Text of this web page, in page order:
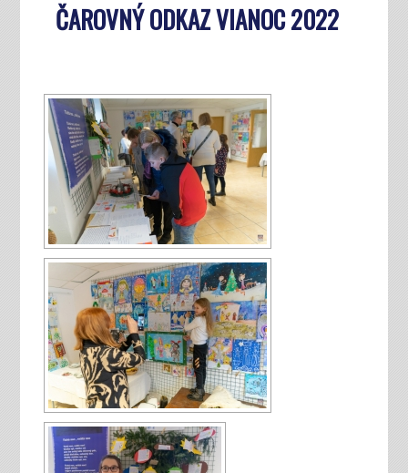
ČAROVNÝ ODKAZ VIANOC 2022